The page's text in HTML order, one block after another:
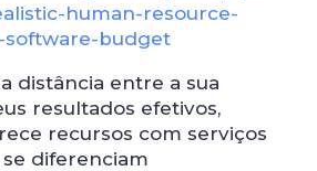
human-resource-
budget
distância entre a sua
resultados efetivos,
recursos com serviços
se diferenciam